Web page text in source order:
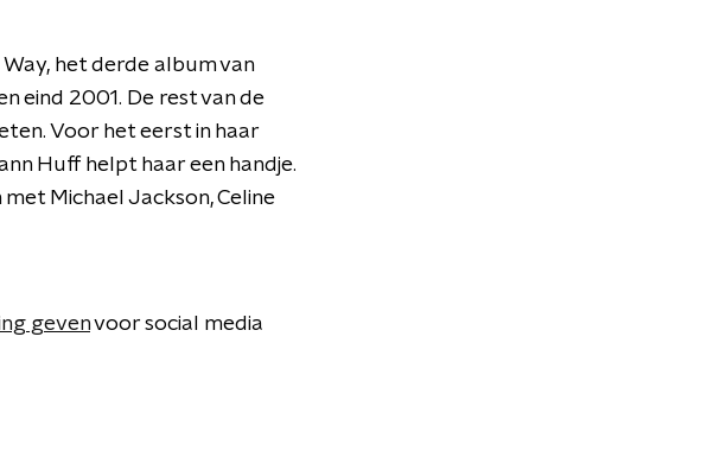
het derde album van
eind 2001. De rest van de
Voor het eerst in haar
Huff helpt haar een handje.
Michael Jackson, Celine
gevenvoor social media